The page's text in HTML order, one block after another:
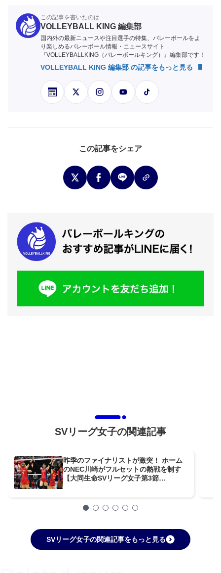
この記事を書いたのは
VOLLEYBALL KING 編集部
国内外の最新ニュースや注目選手の特集、バレーボールをよ
り楽しめるバレーボール情報・ニュースサイト
『VOLLEYBALLKING（バレーボールキング）』編集部です！
VOLLEYBALL KING 編集部 の記事をもっと見る
この記事をシェア
SVリーグ女子の関連記事
昨季のファイナリストが激突！ ホーム
のNEC川崎がフルセットの熱戦を制す
【大同生命SVリーグ女子第3節
SVリーグ女子の関連記事をもっと見る